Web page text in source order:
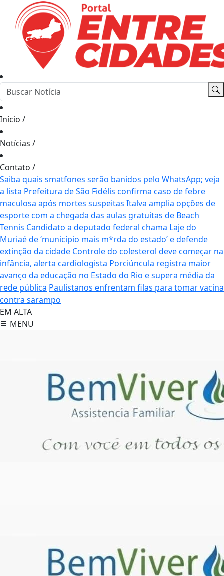
Início /
Notícias /
Contato /
Saiba quais smatfones serão banidos pelo WhatsApp; veja
a lista Prefeitura de São Fidélis confirma caso de febre
maculosa após mortes suspeitas Italva amplia opções de
esporte com a chegada das aulas gratuitas de Beach
Tennis Candidato a deputado federal chama Laje do
Muriaé de ‘município mais m*rda do estado’ e defende
extinção da cidade Controle do colesterol deve começar na
infância, alerta cardiologista Porciúncula registra maior
avanço da educação no Estado do Rio e supera média da
rede pública Paulistanos enfrentam filas para tomar vacina
contra sarampo
EM ALTA
MENU